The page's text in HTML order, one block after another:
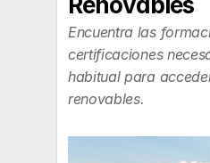
Encuentra las
certificaciones
habitual para
renovables.